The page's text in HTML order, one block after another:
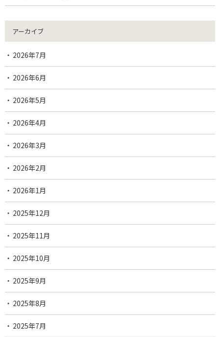
アーカイブ
2026年7月
2026年6月
2026年5月
2026年4月
2026年3月
2026年2月
2026年1月
2025年12月
2025年11月
2025年10月
2025年9月
2025年8月
2025年7月